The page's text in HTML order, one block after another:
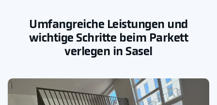
Umfangreiche Leistungen und
wichtige Schritte beim Parkett
verlegen in Sasel